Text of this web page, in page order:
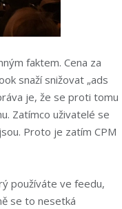
faktem. Cena za
snaží snižovat „ads
je, že se proti tomu
Zatímco uživatelé se
Proto je zatím CPM
používáte ve feedu,
se to nesetká